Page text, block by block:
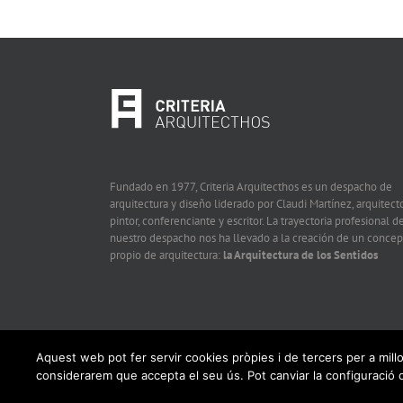
Fundado en 1977, Criteria Arquitecthos es un despacho de
arquitectura y diseño liderado por Claudi Martínez,
pintor, conferenciante y escritor. La trayectoria profesional de
nuestro despacho nos ha llevado a la creación de un
propio de arquitectura: la Arquitectura de los Sentidos
© Copyrigh 2019 | Todos los derechos reservados | Política de
Aquest web pot fer servir cookies pròpies i de tercers per a
considerarem que accepta el seu ús. Pot canviar la configuració